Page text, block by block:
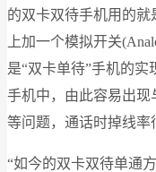
的双卡双待手机用的就
上加一个模拟开关
是“双卡单待”手机的
手机中，由此容易出
等问题，通话时掉线率
“如今的双卡双待单通